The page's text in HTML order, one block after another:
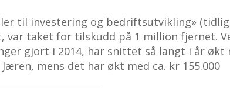
til investering og bedriftsutvikling»
taket for tilskudd på 1 million fjernet.
gjort i 2014, har snittet så langt i år økt
mens det har økt med ca. kr 155.000